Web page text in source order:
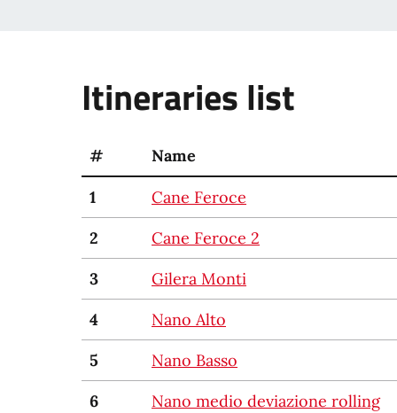
Itineraries list
# Name
1
Cane Feroce
2
Cane Feroce 2
3
Gilera Monti
4
Nano Alto
5
Nano Basso
6
Nano medio deviazione rolling